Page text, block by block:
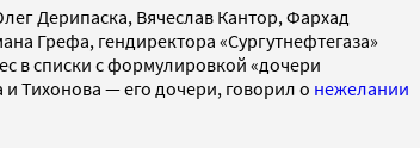
Дерипаска, Вячеслав Кантор, Фархад
Грефа, гендиректора «Сургутнефтегаза»
в списки с формулировкой «дочери
и Тихонова — его дочери, говорил о нежелании